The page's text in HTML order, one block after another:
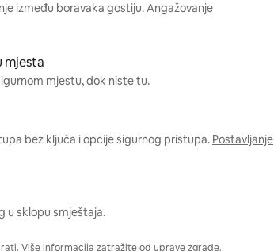
između boravaka gostiju.Angažovanje
mjesta
mjestu, dok niste tu.
bez ključa i opcije sigurnog pristupa. Postavljanje
u sklopu smještaja.
Više informacija zatražite od uprave zgrade.